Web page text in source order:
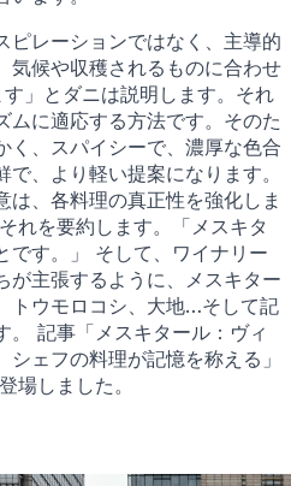
ピレーションではなく、主導的
気候や収穫されるものに合わせ
」とダニは説明します。それ
ムに適応する方法です。そのた
く、スパイシーで、濃厚な色合
、より軽い提案になります。
は、各料理の真正性を強化しま
れを要約します。「メスキタ
です。」 そして、ワイナリー
が主張するように、メスキター
トウモロコシ、大地…そして記
。 記事「メスキタール：ヴィ
ェフの料理が記憶を称える」
場しました。